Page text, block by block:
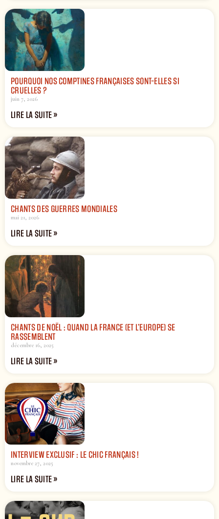
POURQUOI NOS COMPTINES FRANÇAISES SONT-ELLES SI
CRUELLES ?
juin 7, 2026
LIRE LA SUITE »
CHANTS DES GUERRES MONDIALES
mai 21, 2026
LIRE LA SUITE »
CHANTS DE NOËL : QUAND LA FRANCE (ET L’EUROPE) SE
RASSEMBLENT
décembre 16, 2025
LIRE LA SUITE »
INTERVIEW EXCLUSIF : LE CHIC FRANÇAIS !
novembre 27, 2025
LIRE LA SUITE »